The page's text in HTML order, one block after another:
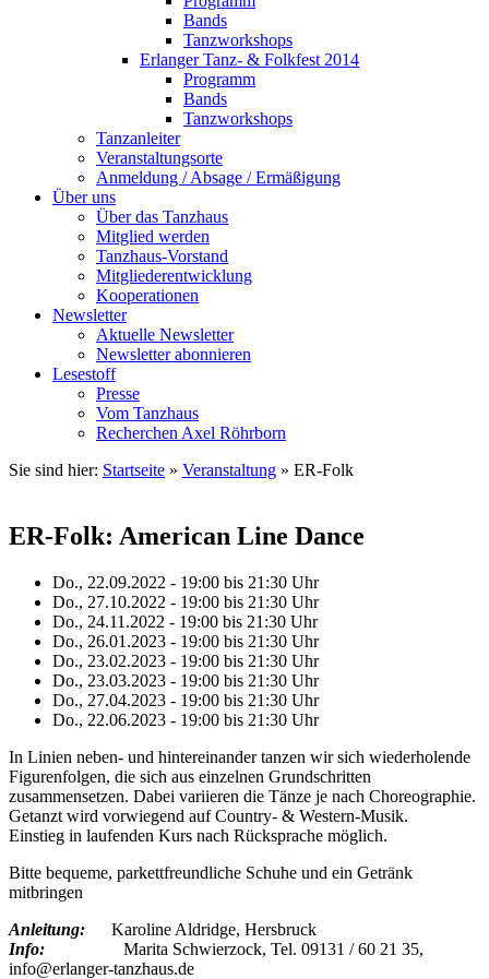
Bands
Tanzworkshops
Erlanger Tanz- & Folkfest 2014
Programm
Bands
Tanzworkshops
Tanzanleiter
Veranstaltungsorte
Anmeldung / Absage / Ermäßigung
Über uns
Über das Tanzhaus
Mitglied werden
Tanzhaus-Vorstand
Mitgliederentwicklung
Kooperationen
Newsletter
Aktuelle Newsletter
Newsletter abonnieren
Lesestoff
Presse
Vom Tanzhaus
Recherchen Axel Röhrborn
Sie sind hier: Startseite » Veranstaltung » ER-Folk
ER-Folk: American Line Dance
Do., 22.09.2022 - 19:00 bis 21:30 Uhr
Do., 27.10.2022 - 19:00 bis 21:30 Uhr
Do., 24.11.2022 - 19:00 bis 21:30 Uhr
Do., 26.01.2023 - 19:00 bis 21:30 Uhr
Do., 23.02.2023 - 19:00 bis 21:30 Uhr
Do., 23.03.2023 - 19:00 bis 21:30 Uhr
Do., 27.04.2023 - 19:00 bis 21:30 Uhr
Do., 22.06.2023 - 19:00 bis 21:30 Uhr
In Linien neben- und hintereinander tanzen wir sich wiederholende
Figurenfolgen, die sich aus einzelnen Grundschritten
zusammensetzen. Dabei variieren die Tänze je nach Choreographie.
Getanzt wird vorwiegend auf Country- & Western-Musik.
Einstieg in laufenden Kurs nach Rücksprache möglich.
Bitte bequeme, parkettfreundliche Schuhe und ein Getränk
mitbringen
Anleitung: Karoline Aldridge, Hersbruck
Info: Marita Schwierzock, Tel. 09131 / 60 21 35,
info@erlanger-tanzhaus.de